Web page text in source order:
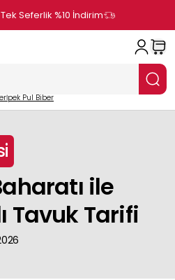
Seferlik %10 İndirim
İpek Pul Biber
ile
Tavuk Tarifi